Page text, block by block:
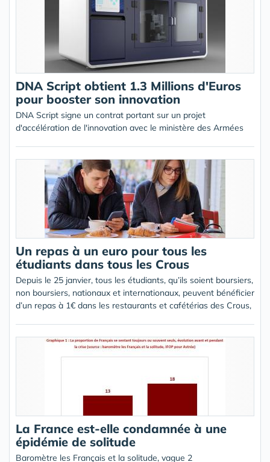
DNA Script obtient 1.3 Millions d'Euros
pour booster son innovation
DNA Script signe un contrat portant sur un projet
d'accélération de l'innovation avec le ministère des Armées
Un repas à un euro pour tous les
étudiants dans tous les Crous
Depuis le 25 janvier, tous les étudiants, qu’ils soient boursiers,
non boursiers, nationaux et internationaux, peuvent bénéficier
d’un repas à 1€ dans les restaurants et cafétérias des Crous,
La France est-elle condamnée à une
épidémie de solitude
Baromètre les Français et la solitude, vague 2